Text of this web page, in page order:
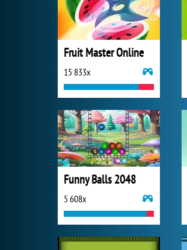
Fruit Master Online
15 833x
Funny Balls 2048
5 608x